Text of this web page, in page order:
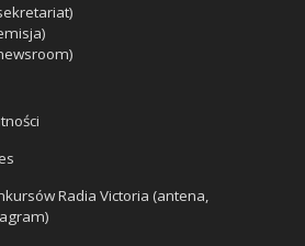
Radia Victoria (antena,